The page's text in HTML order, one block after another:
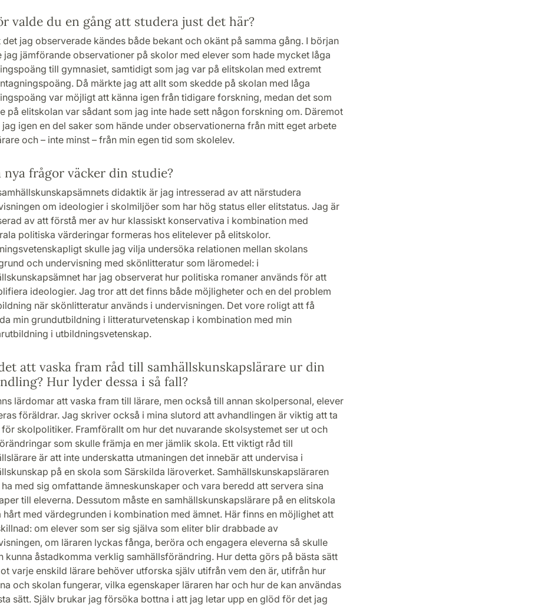
valde du en gång att studera just det här?
det jag observerade kändes både bekant och okänt på samma gång. I början
jag jämförande observationer på skolor med elever som hade mycket låga
till gymnasiet, samtidigt som jag var på elitskolan med extremt
Då märkte jag att allt som skedde på skolan med låga
var möjligt att känna igen från tidigare forskning, medan det som
på elitskolan var sådant som jag inte hade sett någon forskning om. Däremot
jag igen en del saker som hände under observationerna från mitt eget arbete
och – inte minst – från min egen tid som skolelev.
nya frågor väcker din studie?
didaktik är jag intresserad av att närstudera
om ideologier i skolmiljöer som har hög status eller elitstatus. Jag är
av att förstå mer av hur klassiskt konservativa i kombination med
politiska värderingar formeras hos elitelever på elitskolor.
skulle jag vilja undersöka relationen mellan skolans
och undervisning med skönlitteratur som läromedel: i
har jag observerat hur politiska romaner används för att
ideologier. Jag tror att det finns både möjligheter och en del problem
när skönlitteratur används i undervisningen. Det vore roligt att få
min grundutbildning i litteraturvetenskap i kombination med min
i utbildningsvetenskap.
att vaska fram råd till samhällskunskapslärare ur din
Hur lyder dessa i så fall?
lärdomar att vaska fram till lärare, men också till annan skolpersonal, elever
föräldrar. Jag skriver också i mina slutord att avhandlingen är viktig att ta
skolpolitiker. Framförallt om hur det nuvarande skolsystemet ser ut och
som skulle främja en mer jämlik skola. Ett viktigt råd till
är att inte underskatta utmaningen det innebär att undervisa i
på en skola som Särskilda läroverket. Samhällskunskapsläraren
ha med sig omfattande ämneskunskaper och vara beredd att servera sina
till eleverna. Dessutom måste en samhällskunskapslärare på en elitskola
hårt med värdegrunden i kombination med ämnet. Här finns en möjlighet att
om elever som ser sig själva som eliter blir drabbade av
om läraren lyckas fånga, beröra och engagera eleverna så skulle
kunna åstadkomma verklig samhällsförändring. Hur detta görs på bästa sätt
varje enskild lärare behöver utforska själv utifrån vem den är, utifrån hur
och skolan fungerar, vilka egenskaper läraren har och hur de kan användas
sätt. Själv brukar jag försöka bottna i att jag letar upp en glöd för det jag